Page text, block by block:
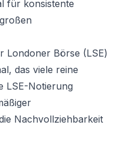
für konsistente
Londoner Börse (LSE)
das viele reine
LSE-Notierung
Nachvollziehbarkeit